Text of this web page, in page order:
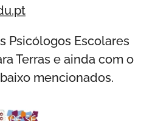
Psicólogos Escolares
Terras e ainda com o
mencionados.